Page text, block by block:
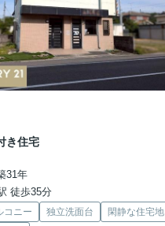
き住宅
31年
徒歩35分
コニー 独立洗面台
閑静な住宅地